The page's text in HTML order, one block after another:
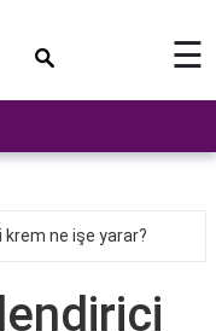
☰
ne işe yarar?